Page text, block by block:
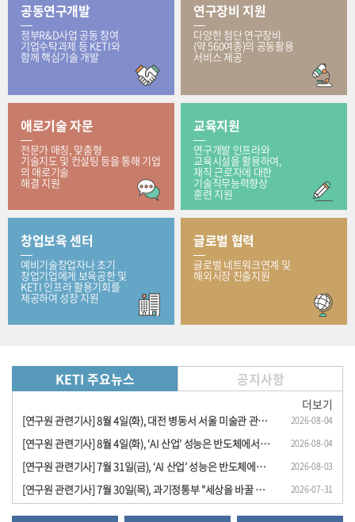
공동연구개발
정부R&D사업 공동 참여
기업수탁과제 등 KETI와
함께 핵심기술 개발
연구장비 지원
다양한 첨단 연구장비
(약 560여종)의 공동활용
서비스 제공
애로기술 자문
전문가 매칭, 맞춤형
기술지도 및 컨설팅 등을 통해 기업
의 애로기술
해결 지원
교육지원
연구개발 인프라와
교육시설을 활용하여,
재직 근로자에 대한
기술직무능력향상
훈련 지원
창업보육 센터
예비기술창업자나 초기
창업기업에게 보육공한 및
KETI 인프라 활용기회를
제공하여 성장 지원
글로벌 협력
글로벌 네트워크연계 및
해외시장 진출지원
KETI 주요뉴스
[연구원 관련기사] 8월 4일(화), 대전 병동서 서울 미술관 관람… KETI, 로봇 이용 원격 문.. 2026-08-04
[연구원 관련기사] 8월 4일(화), ‘AI 산업’ 성능은 반도체에서, 경쟁력은 전동 시스템.. 2026-08-04
[연구원 관련기사] 7월 31일(금), ‘AI 산업’ 성능은 반도체에서, 경쟁력은 전동 시스템.. 2026-08-03
[연구원 관련기사] 7월 30일(목), 과기정통부 "세상을 바꿀 원천기술 과제 24개 선정", .. 2026-07-31
더보기
공지사항